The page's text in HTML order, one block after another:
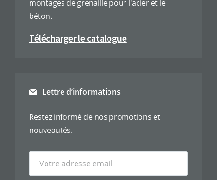
montages de grenaille pour l'acier et le
béton.
Télécharger le catalogue
Lettre d’informations
Restez informé de nos promotions et
nouveautés.